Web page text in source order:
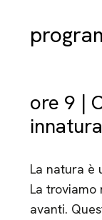
ore 9 |
La natura è
La
avanti.